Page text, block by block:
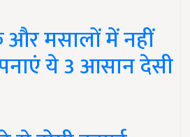
मसालों में नहीं
ये 3 आसान देसी